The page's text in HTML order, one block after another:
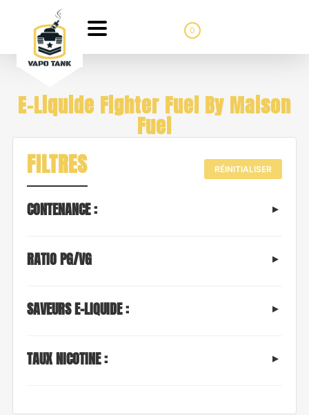
0
E-Liquide Fighter Fuel By Maison
Fuel
FILTRES RÉINITIALISER
CONTENANCE :
RATIO PG/VG
SAVEURS E-LIQUIDE :
TAUX NICOTINE :